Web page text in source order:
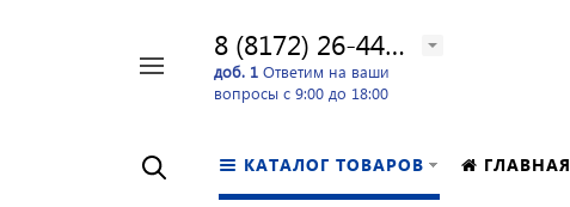
8 (8172) 26-44-24
доб. 1 Ответим на ваши
вопросы с 9:00 до 18:00
КАТАЛОГ ТОВАРОВ ГЛАВНАЯ